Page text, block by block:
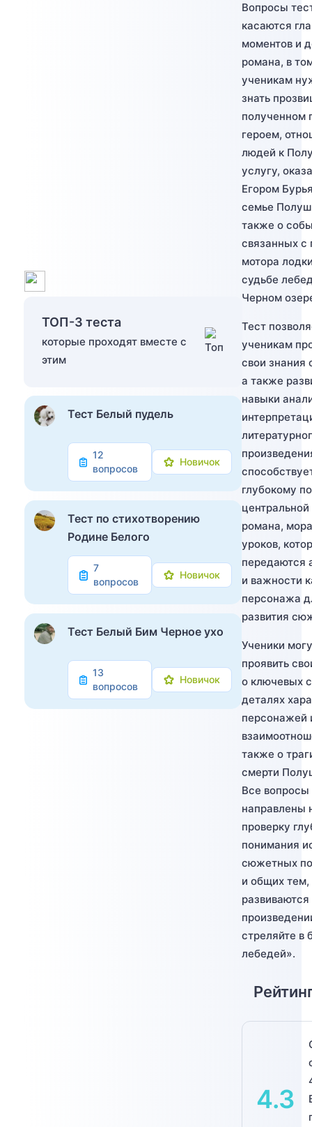
ТОП-3 теста
которые проходят вместе с
этим
Тест Белый пудель
12
вопросов
Новичок
Тест по стихотворению
Родине Белого
7
вопросов
Новичок
Тест Белый Бим Черное ухо
13
вопросов
Новичок
Вопросы
касаются
моментов и
романа, в
ученикам
знать
полученном
героем,
людей к
услугу,
Егором
семье
также о
связанных с
мотора
судьбе
Черном
Тест
ученикам
свои знания
а также
навыки
глубокому
романа,
уроков,
передаются
и важности
персонажа
развития
Ученики
проявить
о ключевых
деталях
персонажей
также о
смерти
Все вопросы
направлены
проверку
понимания
сюжетных
и общих тем,
развиваются
стреляйте в
лебедей».
4.3